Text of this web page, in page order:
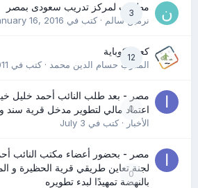
3
مطلوب لمركز تدريب سعودى بمصر
نرمين سالم· كتب في 16, 2016
12
كعب كوباية
المدرب حسام الدين محمد· كتب في
0
مصر - بعد طلب النائب أحمد خليل خير
اعتماد مالي لتطوير مدخل قرية سند
الأخبار· كتب في July 3
0
مصر - بحضور أعضاء مكتب النائب
لجنة تعاين طريقي قرية الحظيرة و
بالنهضة تمهيدًا لبدء تطويره